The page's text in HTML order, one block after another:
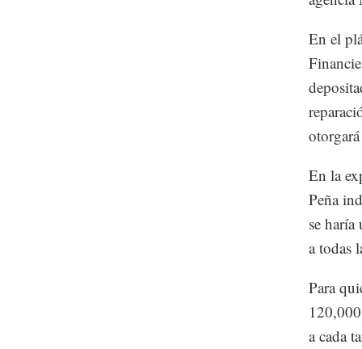
En el
En la
Peña
se
a todas
Para
a cada